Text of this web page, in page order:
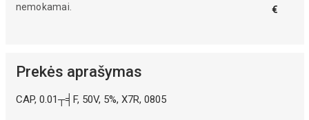
nemokamai.
€
Prekės aprašymas
CAP, 0.01┬╡F, 50V, 5%, X7R, 0805